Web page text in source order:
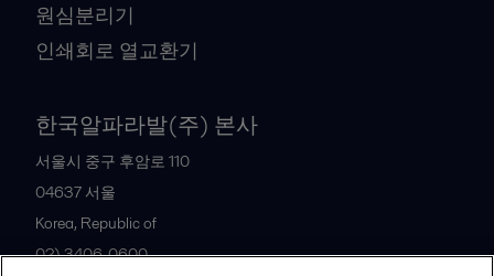
원심분리기
인쇄회로 열교환기
한국알파라발(주) 본사
서울시 중구 후암로 110
04637 서울
Korea, Republic of
02) 3406-0600